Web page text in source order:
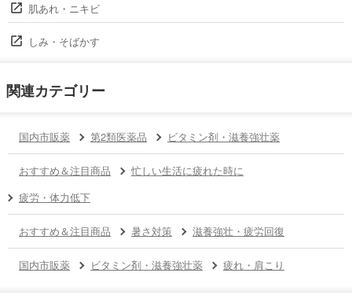
肌あれ・ニキビ
しみ・そばかす
関連カテゴリー
国内市販薬 第2類医薬品 ビタミン剤・滋養強壮薬
おすすめ＆注目商品
忙しい生活に疲れた時に
疲労・体力低下
おすすめ＆注目商品 暑さ対策 滋養強壮・疲労回復
国内市販薬 ビタミン剤・滋養強壮薬 疲れ・肩こり